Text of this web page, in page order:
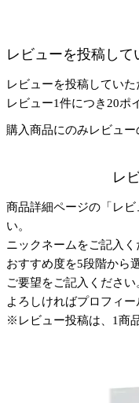
レビューを投稿して
レビューを投稿してい
レビュー1件につき20ポ
購入商品にのみレビュー
レ
商品詳細ページの「レ
い。
ニックネームをご記入く
おすすめ度を5段階から
ご要望をご記入ください
よろしければプロフィー
※レビュー投稿は、1商